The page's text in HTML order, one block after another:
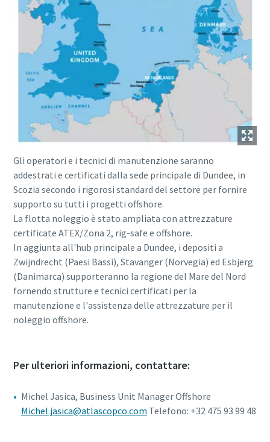
Gli operatori e i tecnici di manutenzione saranno
addestrati e certificati dalla sede principale di Dundee, in
Scozia secondo i rigorosi standard del settore per fornire
supporto su tutti i progetti offshore.
La flotta noleggio è stato ampliata con attrezzature
certificate ATEX/Zona 2, rig-safe e offshore.
In aggiunta all'hub principale a Dundee, i depositi a
Zwijndrecht (Paesi Bassi), Stavanger (Norvegia) ed Esbjerg
(Danimarca) supporteranno la regione del Mare del Nord
fornendo strutture e tecnici certificati per la
manutenzione e l'assistenza delle attrezzature per il
noleggio offshore.
Per ulteriori informazioni, contattare:
Michel Jasica, Business Unit Manager Offshore
Michel.jasica@atlascopco.com Telefono: +32 475 93 99 48